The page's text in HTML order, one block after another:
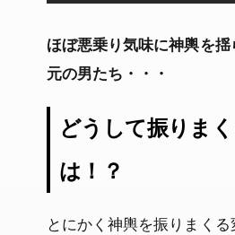
ほぼ悪乗り気味に神輿を
元の男たち・・・
どうして振りま
は！？
とにかく神輿を振りまく